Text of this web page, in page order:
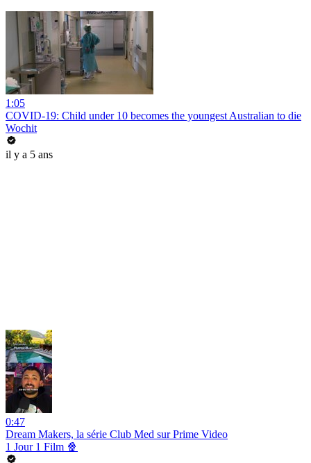
1:05
COVID-19: Child under 10 becomes the youngest Australian to die
Wochit
il y a 5 ans
0:47
Dream Makers, la série Club Med sur Prime Video
1 Jour 1 Film 🍿